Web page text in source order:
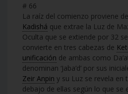
# 66
La raíz del comienzo proviene
Kadishá que extrae la Luz de
Oculta que se extiende por 32
convierte en tres cabezas de
unificación de ambas como
denominan ‘Jaba’d’ por sus
Zeir Anpin y su Luz se revela en
debajo de ellas según lo que se